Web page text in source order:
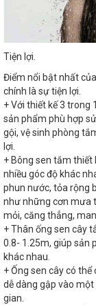
Tiện lợi.
Điểm nổi bật nhất
chính là sự tiện lợi.
+ Với thiết kế 3 trong
sản phẩm phù hợp
gội, vệ sinh phòng
lợi.
+ Bông sen tắm thiết
nhiều góc độ khác
phun nước, tỏa rộng
như những cơn mưa
mỏi, căng thẳng,
+ Thân ống sen cây
0.8- 1.25m, giúp sản
khác nhau.
+ Ống sen cây có
dễ dàng gập vào
gian.